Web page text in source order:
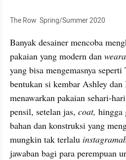
The Row  Spring/Summer 2020
Banyak desainer mencoba
pakaian yang modern dan
yang bisa mengemasnya
bentukan si kembar Ashley
menawarkan pakaian sehari-
pensil, setelan jas, coat, hingga
bahan dan konstruksi yang
mungkin tak terlalu